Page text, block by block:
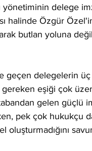
yönetiminin delege
halinde Özgür
butlan yoluna
geçen delegelerin
gereken eşiği çok
gelen güçlü
pek çok
oluşturmadığını